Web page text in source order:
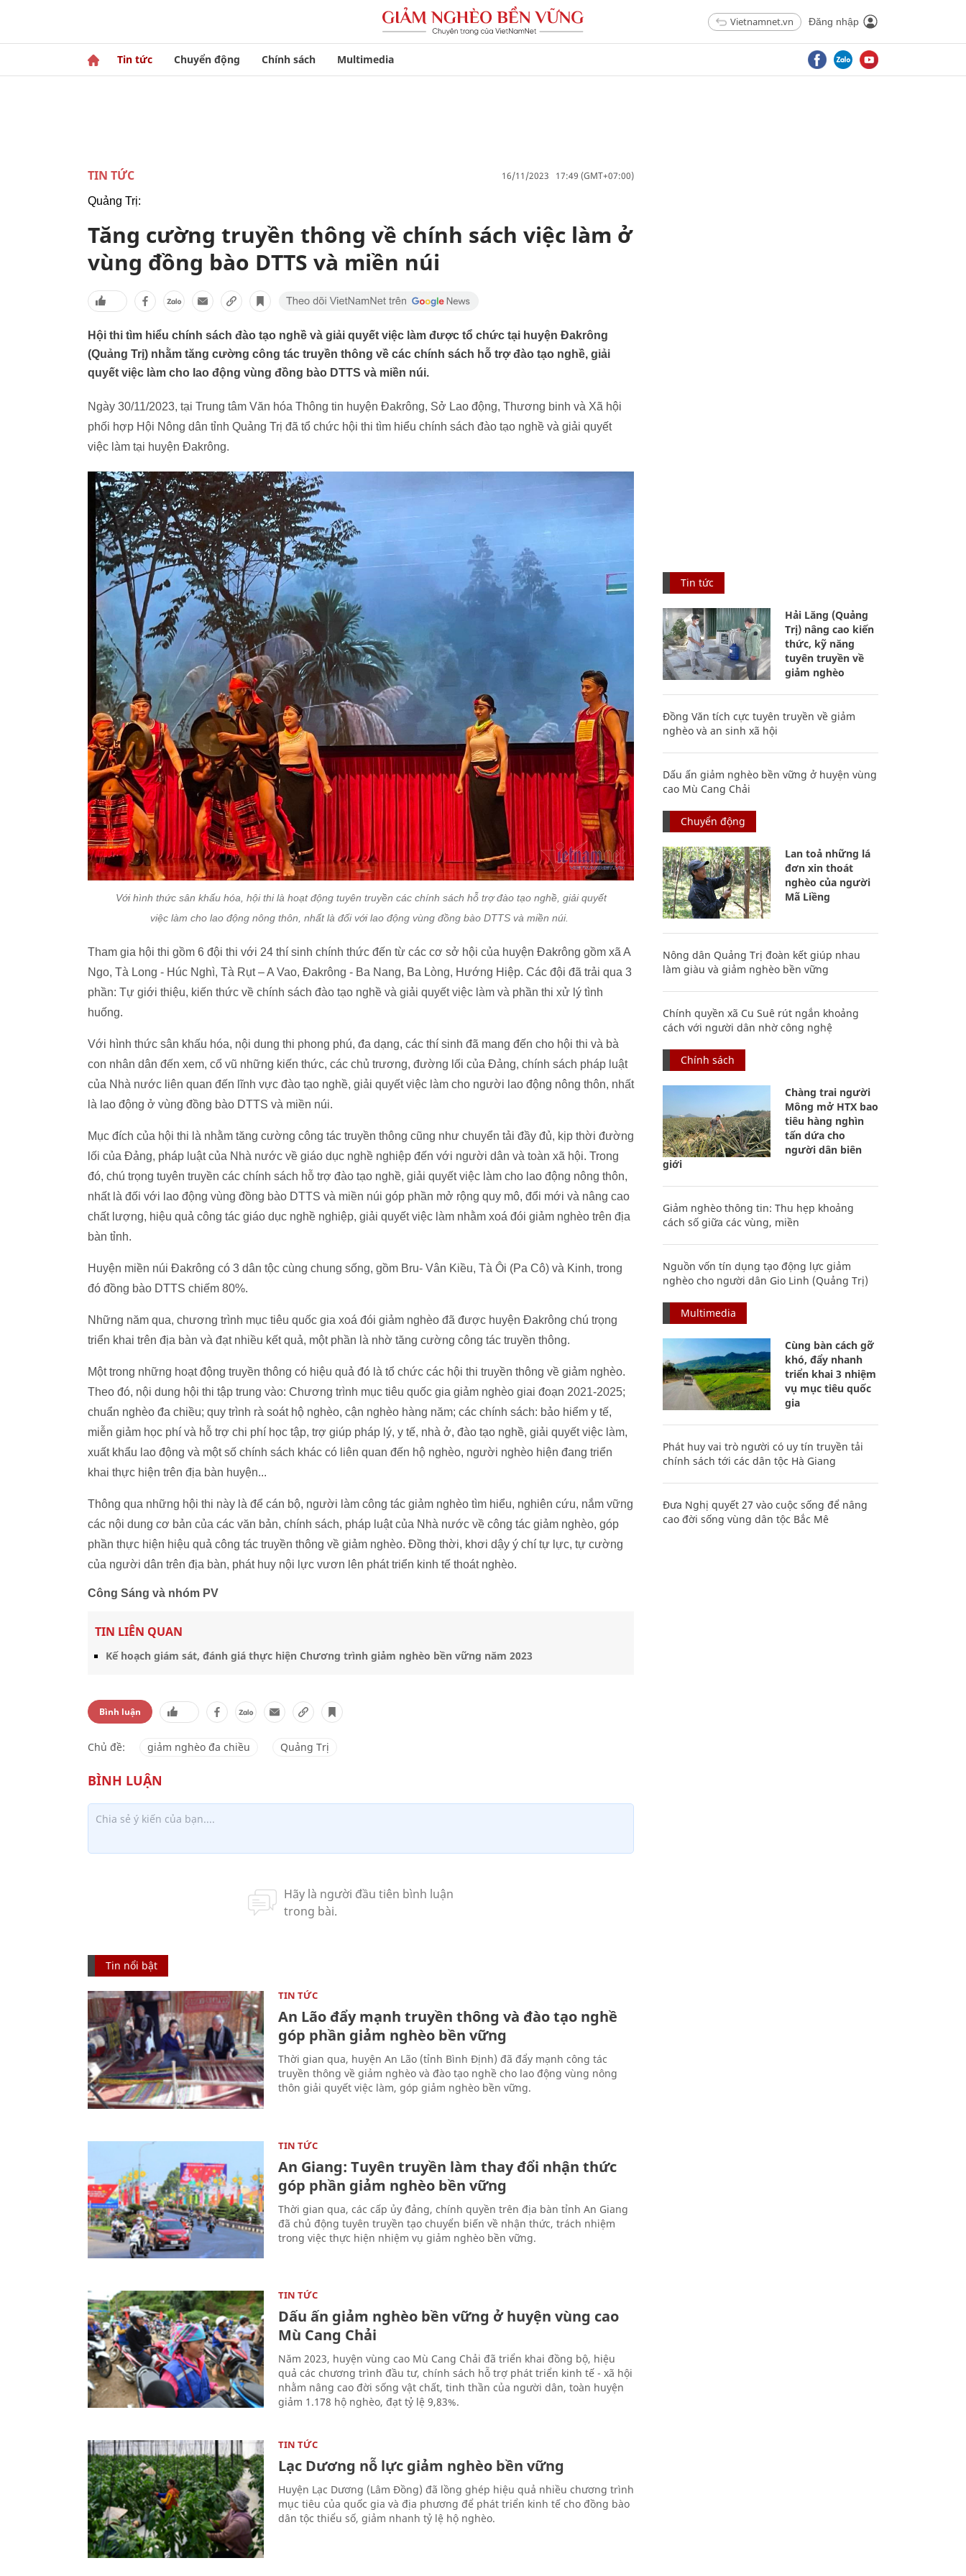
Vietnamnet.vn Đăng nhập
Tin tức Chuyển động Chính sách Multimedia
TIN TỨC 16/11/2023 17:49 (GMT+07:00)
Quảng Trị:
Tăng cường truyền thông về chính sách việc làm ở
vùng đồng bào DTTS và miền núi
Hội thi tìm hiểu chính sách đào tạo nghề và giải quyết việc làm được tổ chức tại huyện Đakrông
(Quảng Trị) nhằm tăng cường công tác truyền thông về các chính sách hỗ trợ đào tạo nghề, giải
quyết việc làm cho lao động vùng đồng bào DTTS và miền núi.
Ngày 30/11/2023, tại Trung tâm Văn hóa Thông tin huyện Đakrông, Sở Lao động, Thương binh và Xã hội
phối hợp Hội Nông dân tỉnh Quảng Trị đã tổ chức hội thi tìm hiểu chính sách đào tạo nghề và giải quyết
việc làm tại huyện Đakrông.
Với hình thức sân khấu hóa, hội thi là hoạt động tuyên truyền các chính sách hỗ trợ đào tạo nghề, giải quyết
việc làm cho lao động nông thôn, nhất là đối với lao động vùng đồng bào DTTS và miền núi.
Tham gia hội thi gồm 6 đội thi với 24 thí sinh chính thức đến từ các cơ sở hội của huyện Đakrông gồm xã A
Ngo, Tà Long - Húc Nghì, Tà Rụt – A Vao, Đakrông - Ba Nang, Ba Lòng, Hướng Hiệp. Các đội đã trải qua 3
phần: Tự giới thiệu, kiến thức về chính sách đào tạo nghề và giải quyết việc làm và phần thi xử lý tình
huống.
Với hình thức sân khấu hóa, nội dung thi phong phú, đa dạng, các thí sinh đã mang đến cho hội thi và bà
con nhân dân đến xem, cổ vũ những kiến thức, các chủ trương, đường lối của Đảng, chính sách pháp luật
của Nhà nước liên quan đến lĩnh vực đào tạo nghề, giải quyết việc làm cho người lao động nông thôn, nhất
là lao động ở vùng đồng bào DTTS và miền núi.
Mục đích của hội thi là nhằm tăng cường công tác truyền thông cũng như chuyển tải đầy đủ, kịp thời đường
lối của Đảng, pháp luật của Nhà nước về giáo dục nghề nghiệp đến với người dân và toàn xã hội. Trong
đó, chú trọng tuyên truyền các chính sách hỗ trợ đào tạo nghề, giải quyết việc làm cho lao động nông thôn,
nhất là đối với lao động vùng đồng bào DTTS và miền núi góp phần mở rộng quy mô, đổi mới và nâng cao
chất lượng, hiệu quả công tác giáo dục nghề nghiệp, giải quyết việc làm nhằm xoá đói giảm nghèo trên địa
bàn tỉnh.
Huyện miền núi Đakrông có 3 dân tộc cùng chung sống, gồm Bru- Vân Kiều, Tà Ôi (Pa Cô) và Kinh, trong
đó đồng bào DTTS chiếm 80%.
Những năm qua, chương trình mục tiêu quốc gia xoá đói giảm nghèo đã được huyện Đakrông chú trọng
triển khai trên địa bàn và đạt nhiều kết quả, một phần là nhờ tăng cường công tác truyền thông.
Một trong những hoạt động truyền thông có hiệu quả đó là tổ chức các hội thi truyền thông về giảm nghèo.
Theo đó, nội dung hội thi tập trung vào: Chương trình mục tiêu quốc gia giảm nghèo giai đoạn 2021-2025;
chuẩn nghèo đa chiều; quy trình rà soát hộ nghèo, cận nghèo hàng năm; các chính sách: bảo hiểm y tế,
miễn giảm học phí và hỗ trợ chi phí học tập, trợ giúp pháp lý, y tế, nhà ở, đào tạo nghề, giải quyết việc làm,
xuất khẩu lao động và một số chính sách khác có liên quan đến hộ nghèo, người nghèo hiện đang triển
khai thực hiện trên địa bàn huyện...
Thông qua những hội thi này là để cán bộ, người làm công tác giảm nghèo tìm hiểu, nghiên cứu, nắm vững
các nội dung cơ bản của các văn bản, chính sách, pháp luật của Nhà nước về công tác giảm nghèo, góp
phần thực hiện hiệu quả công tác truyền thông về giảm nghèo. Đồng thời, khơi dậy ý chí tự lực, tự cường
của người dân trên địa bàn, phát huy nội lực vươn lên phát triển kinh tế thoát nghèo.
Công Sáng và nhóm PV
TIN LIÊN QUAN
Kế hoạch giám sát, đánh giá thực hiện Chương trình giảm nghèo bền vững năm 2023
Bình luận
Chủ đề: giảm nghèo đa chiều Quảng Trị
Tin nổi bật
TIN TỨC
An Lão đẩy mạnh truyền thông và đào tạo nghề
góp phần giảm nghèo bền vững
Thời gian qua, huyện An Lão (tỉnh Bình Định) đã đẩy mạnh công tác
truyền thông về giảm nghèo và đào tạo nghề cho lao động vùng nông
thôn giải quyết việc làm, góp giảm nghèo bền vững.
TIN TỨC
An Giang: Tuyên truyền làm thay đổi nhận thức
góp phần giảm nghèo bền vững
Thời gian qua, các cấp ủy đảng, chính quyền trên địa bàn tỉnh An Giang
đã chủ động tuyên truyền tạo chuyển biến về nhận thức, trách nhiệm
trong việc thực hiện nhiệm vụ giảm nghèo bền vững.
TIN TỨC
Dấu ấn giảm nghèo bền vững ở huyện vùng cao
Mù Cang Chải
Năm 2023, huyện vùng cao Mù Cang Chải đã triển khai đồng bộ, hiệu
quả các chương trình đầu tư, chính sách hỗ trợ phát triển kinh tế - xã hội
nhằm nâng cao đời sống vật chất, tinh thần của người dân, toàn huyện
giảm 1.178 hộ nghèo, đạt tỷ lệ 9,83%.
TIN TỨC
Lạc Dương nỗ lực giảm nghèo bền vững
Huyện Lạc Dương (Lâm Đồng) đã lồng ghép hiệu quả nhiều chương trình
mục tiêu của quốc gia và địa phương để phát triển kinh tế cho đồng bào
dân tộc thiểu số, giảm nhanh tỷ lệ hộ nghèo.
Tin tức
Hải Lăng (Quảng
Trị) nâng cao kiến
thức, kỹ năng
tuyên truyền về
giảm nghèo
Đồng Văn tích cực tuyên truyền về giảm
nghèo và an sinh xã hội
Dấu ấn giảm nghèo bền vững ở huyện vùng
cao Mù Cang Chải
Chuyển động
Lan toả những lá
đơn xin thoát
nghèo của người
Mã Liềng
Nông dân Quảng Trị đoàn kết giúp nhau
làm giàu và giảm nghèo bền vững
Chính quyền xã Cu Suê rút ngắn khoảng
cách với người dân nhờ công nghệ
Chính sách
Chàng trai người
Mông mở HTX bao
tiêu hàng nghìn
tấn dứa cho
người dân biên
giới
Giảm nghèo thông tin: Thu hẹp khoảng
cách số giữa các vùng, miền
Nguồn vốn tín dụng tạo động lực giảm
nghèo cho người dân Gio Linh (Quảng Trị)
Multimedia
Cùng bàn cách gỡ
khó, đẩy nhanh
triển khai 3 nhiệm
vụ mục tiêu quốc
gia
Phát huy vai trò người có uy tín truyền tải
chính sách tới các dân tộc Hà Giang
Đưa Nghị quyết 27 vào cuộc sống để nâng
cao đời sống vùng dân tộc Bắc Mê